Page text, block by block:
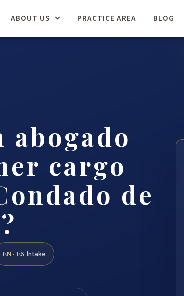
ABOUT US PRACTICE AREA BLOG
abogado
cargo
de
EN · ES Intake